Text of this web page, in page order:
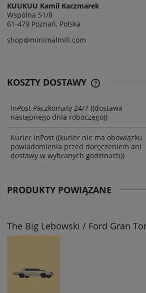
KUUKUU Kamil Kaczmarek
Wspólna 51/8
61-479 Poznań, Polska
shop@minimalmill.com
KOSZTY DOSTAWY
InPost Paczkomaty 24/7 ((dostawa
następnego dnia roboczego))
Kurier InPost ((kurier nie ma obowiązku
powiadomienia przed doręczeniem ani
dostawy w wybranych godzinach))
PRODUKTY POWIĄZANE
The Big Lebowski / Ford Gran